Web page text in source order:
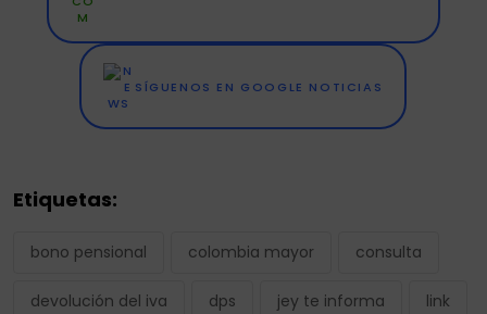
SÍGUENOS EN GOOGLE NOTICIAS
Etiquetas:
bono pensional colombia mayor consulta
devolución del iva dps jey te informa link